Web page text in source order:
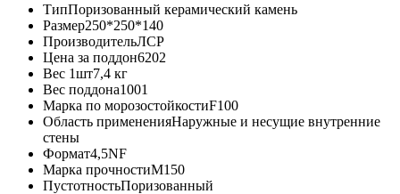
ТипПоризованный керамический камень
Размер250*250*140
ПроизводительЛСР
Цена за поддон6202
Вес 1шт7,4 кг
Вес поддона1001
Марка по морозостойкостиF100
Область примененияНаружные и несущие внутренние
стены
Формат4,5NF
Марка прочностиМ150
ПустотностьПоризованный